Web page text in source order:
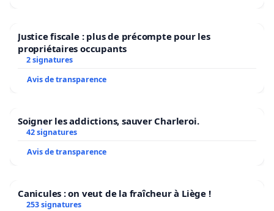
Justice fiscale : plus de précompte pour les
propriétaires occupants
2 signatures
Avis de transparence
Soigner les addictions, sauver Charleroi.
42 signatures
Avis de transparence
Canicules : on veut de la fraîcheur à Liège !
253 signatures